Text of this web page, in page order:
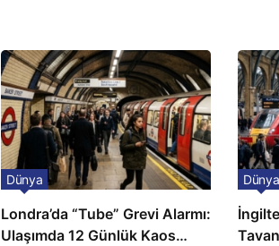
Londra’da “Tube” Grevi Alarmı:
Ulaşımda 12 Günlük Kaos
Dünya Dünya